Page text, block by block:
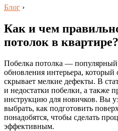
Блог ›
Как и чем
потолок в квартире?
Побелка потолка —
обновления интерьера,
скрывает мелкие дефекты. В
и недостатки побелки, а также
инструкцию для новичков. Вы
выбрать, как подготовить
понадобятся, чтобы сделать
эффективным.